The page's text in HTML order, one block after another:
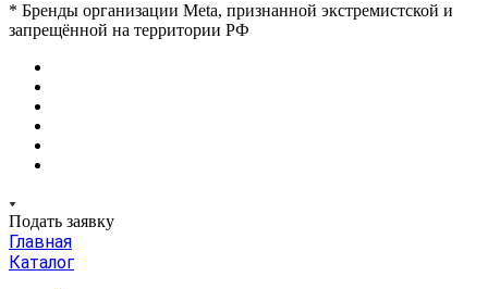
* Бренды организации Meta, признанной экстремистской и
запрещённой на территории РФ
Подать заявку
Главная
Каталог